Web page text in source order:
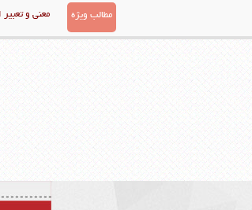
مطالب ویژه معنی و